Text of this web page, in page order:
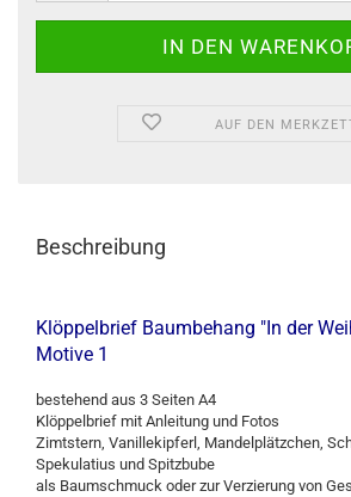
AUF DEN
Beschreibung
Klöppelbrief Baumbehang "In der
Motive 1
bestehend aus 3 Seiten A4
Klöppelbrief mit Anleitung und Fotos
Zimtstern, Vanillekipferl, Mandelplätzchen,
Spekulatius und Spitzbube
als Baumschmuck oder zur Verzierung von